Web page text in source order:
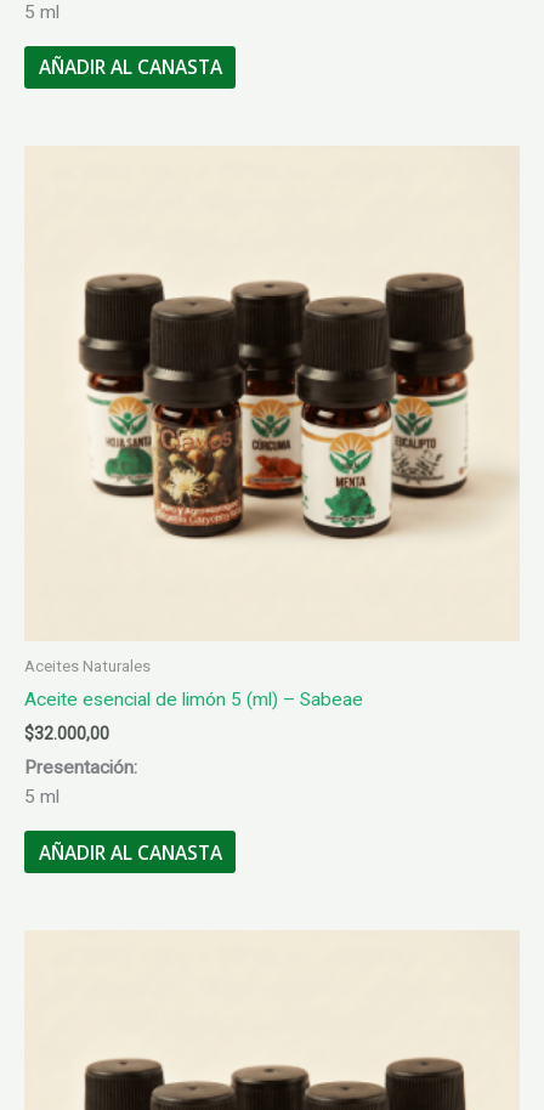
5 ml
AÑADIR AL CANASTA
Aceites Naturales
Aceite esencial de limón 5 (ml) – Sabeae
$32.000,00
Presentación:
5 ml
AÑADIR AL CANASTA